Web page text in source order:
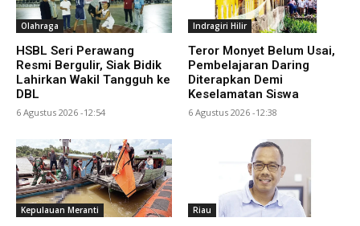
Olahraga
HSBL Seri Perawang
Resmi Bergulir, Siak Bidik
Lahirkan Wakil Tangguh ke
DBL
6 Agustus 2026 -12:54
Indragiri Hilir
Teror Monyet Belum Usai,
Pembelajaran Daring
Diterapkan Demi
Keselamatan Siswa
6 Agustus 2026 -12:38
Kepulauan Meranti Riau